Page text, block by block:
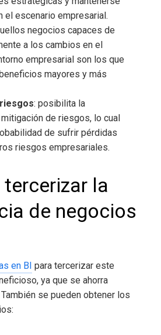
el escenario empresarial.
negocios capaces de
a los cambios en el
empresarial son los que
mayores y más
: posibilita la
de riesgos, lo cual
de sufrir pérdidas
riesgos empresariales.
tercerizar la
de negocios
en BI para tercerizar este
ya que se ahorra
se pueden obtener los